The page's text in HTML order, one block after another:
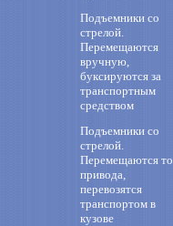
Подъемники со
стрелой.
Перемещаются
вручную,
буксируются за
транспортным
средством
Подъемники со
стрелой.
Перемещаются то
привода,
перевозятся
транспортом в
кузове